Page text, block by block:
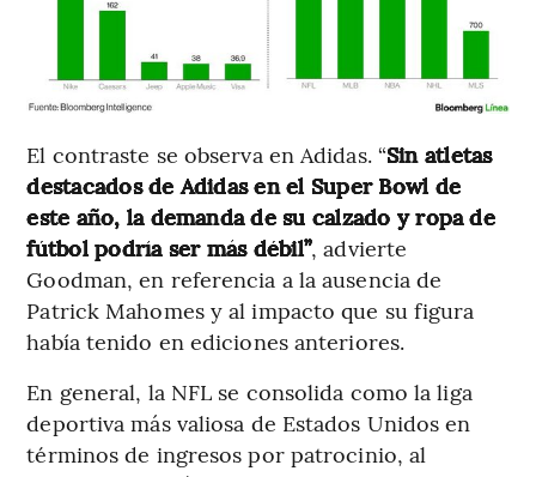
El contraste se observa en Adidas. “Sin atletas
destacados de Adidas en el Super Bowl de
este año, la demanda de su calzado y ropa de
fútbol podría ser más débil”, advierte
Goodman, en referencia a la ausencia de
Patrick Mahomes y al impacto que su figura
había tenido en ediciones anteriores.
En general, la NFL se consolida como la liga
deportiva más valiosa de Estados Unidos en
términos de ingresos por patrocinio, al